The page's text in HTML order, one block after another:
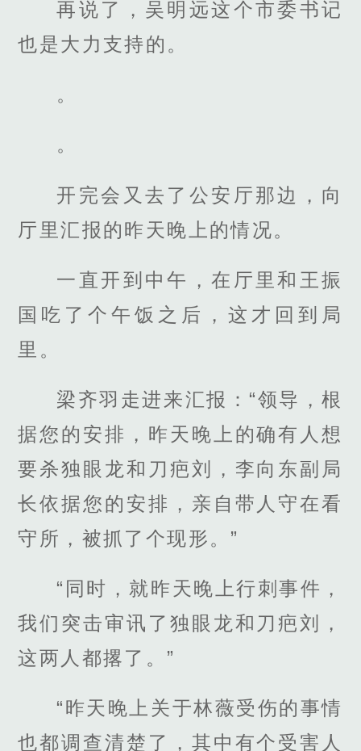
再说了，吴明远这个市委书记
也是大力支持的。
。
。
开完会又去了公安厅那边，向
厅里汇报的昨天晚上的情况。
一直开到中午，在厅里和王振
国吃了个午饭之后，这才回到局
里。
梁齐羽走进来汇报：“领导，根
据您的安排，昨天晚上的确有人想
要杀独眼龙和刀疤刘，李向东副局
长依据您的安排，亲自带人守在看
守所，被抓了个现形。”
“同时，就昨天晚上行刺事件，
我们突击审讯了独眼龙和刀疤刘，
这两人都撂了。”
“昨天晚上关于林薇受伤的事情
也都调查清楚了，其中有个受害人